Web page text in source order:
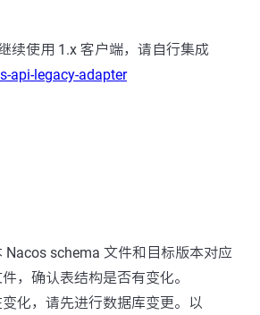
续使用 1.x 客户端，请自行集成
api-legacy-adapter
Nacos schema 文件和目标版本对应
，确认表结构是否有变化。
化，请先进行数据库变更。以